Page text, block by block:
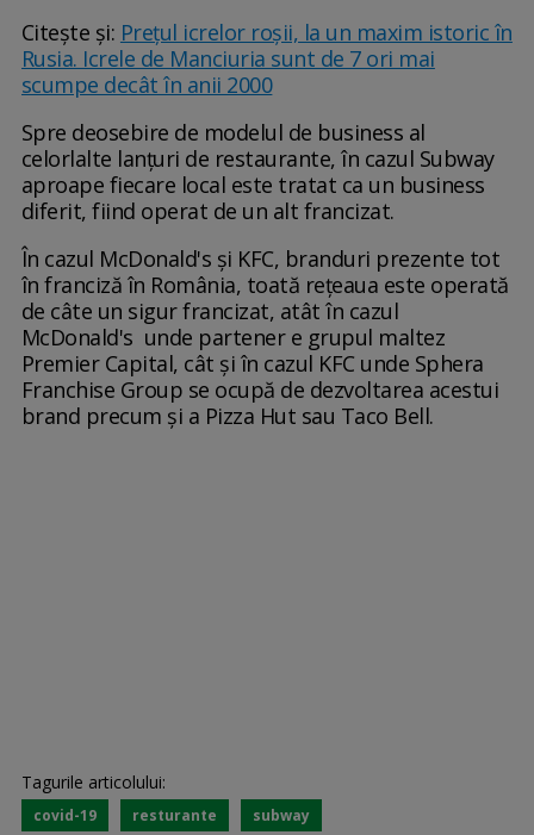
Citește și: Preţul icrelor roşii, la un maxim istoric în
Rusia. Icrele de Manciuria sunt de 7 ori mai
scumpe decât în anii 2000
Spre deosebire de modelul de business al
celorlalte lanţuri de resta­urante, în cazul Subway
aproape fiecare local este tratat ca un business
diferit, fiind operat de un alt francizat.
În cazul McDonald's şi KFC, branduri prezente tot
în franciză în România, toată reţeaua este operată
de câte un sigur francizat, atât în cazul
McDonald's unde partener e grupul maltez
Premier Capital, cât şi în cazul KFC unde Sphera
Franchise Group se ocupă de dezvoltarea acestui
brand precum şi a Pizza Hut sau Taco Bell.
Tagurile articolului:
covid-19 resturante subway